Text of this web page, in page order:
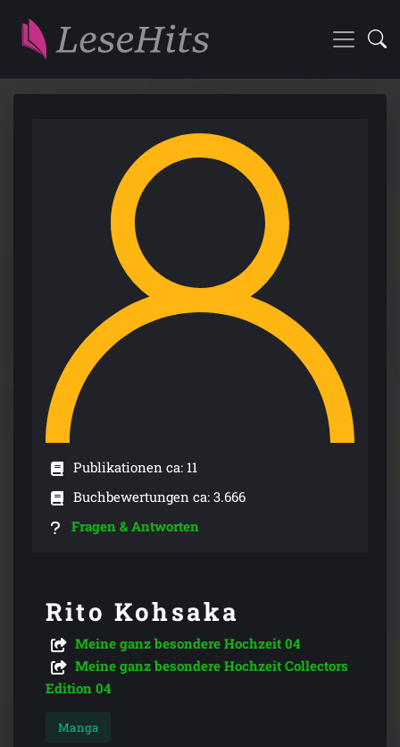
Publikationen ca: 11
Buchbewertungen ca: 3.666
Fragen & Antworten
Rito Kohsaka
Meine ganz besondere Hochzeit 04
Meine ganz besondere Hochzeit Collectors
Edition 04
Manga